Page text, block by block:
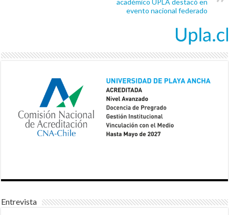
académico UPLA destacó en
evento nacional federado
Entrevista